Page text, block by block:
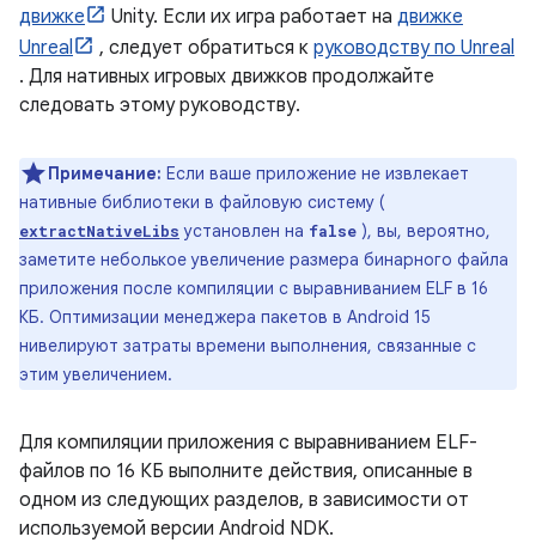
движке
Unity. Если их игра работает на движке
Unreal
, следует обратиться к руководству по Unreal
. Для нативных игровых движков продолжайте
следовать этому руководству.
Примечание: Если ваше приложение не извлекает
нативные библиотеки в файловую систему (
extractNativeLibs установлен на false ), вы, вероятно,
заметите неболькое увеличение размера бинарного файла
приложения после компиляции с выравниванием ELF в 16
КБ. Оптимизации менеджера пакетов в Android 15
нивелируют затраты времени выполнения, связанные с
этим увеличением.
Для компиляции приложения с выравниванием ELF-
файлов по 16 КБ выполните действия, описанные в
одном из следующих разделов, в зависимости от
используемой версии Android NDK.